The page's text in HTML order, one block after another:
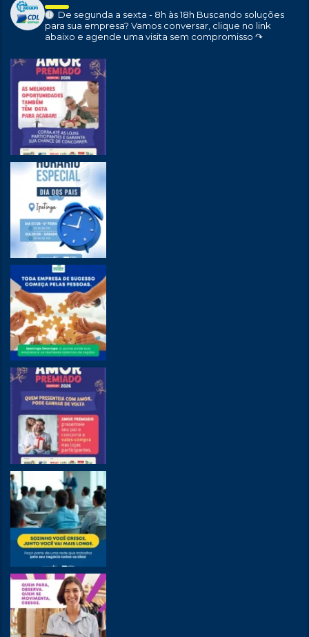
De segunda a sexta - 8h às 18h Buscando soluções
para sua empresa? Vamos conversar, clique no link
abaixo e agende uma visita sem compromisso ↷